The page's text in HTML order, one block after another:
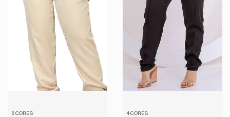
8 CORES 4 CORES